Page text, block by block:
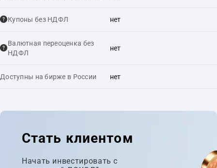
Купоны без НДФЛ нет
Валютная переоценка без
НДФЛ
нет
Доступны на бирже в России нет
Стать клиентом
Начать инвестировать с